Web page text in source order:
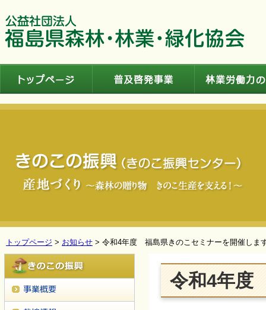
トップページ > お知らせ > 令和4年度 福島県きのこセミナーを開催しま
令和4年度